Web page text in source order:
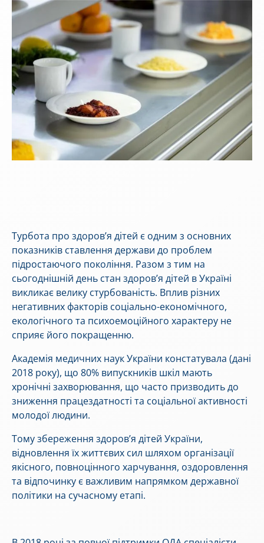
Турбота про здоров’я дітей є одним з основних
показників ставлення держави до проблем
підростаючого покоління. Разом з тим на
сьогоднішній день стан здоров’я дітей в Україні
викликає велику стурбованість. Вплив різних
негативних факторів соціально-економічного,
екологічного та психоемоційного характеру не
сприяє його покращенню.
Академія медичних наук України констатувала (дані
2018 року), що 80% випускників шкіл мають
хронічні захворювання, що часто призводить до
зниження працездатності та соціальної активності
молодої людини.
Тому збереження здоров’я дітей України,
відновлення їх життєвих сил шляхом організації
якісного, повноцінного харчування, оздоровлення
та відпочинку є важливим напрямком державної
політики на сучасному етапі.